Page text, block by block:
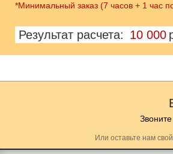
*Минимальный заказ (7 часов + 1 час
Результат расчета: 10 000
Или оставьте нам